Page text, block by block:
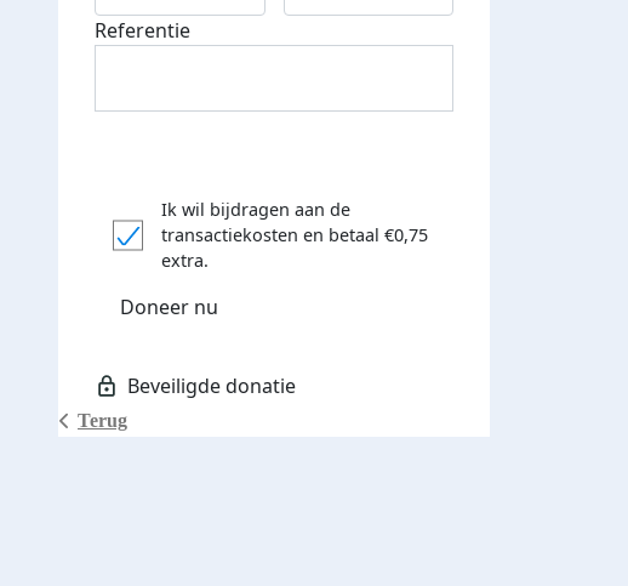
Donateurs bedankt
Terug
Referentie
Ik wil bijdragen aan de
transactiekosten en betaal €0,75
extra.
Doneer nu